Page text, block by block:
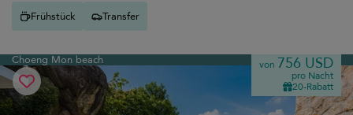
Frühstück Transfer
Choeng Mon beach von 756 USD
pro Nacht
20-Rabatt